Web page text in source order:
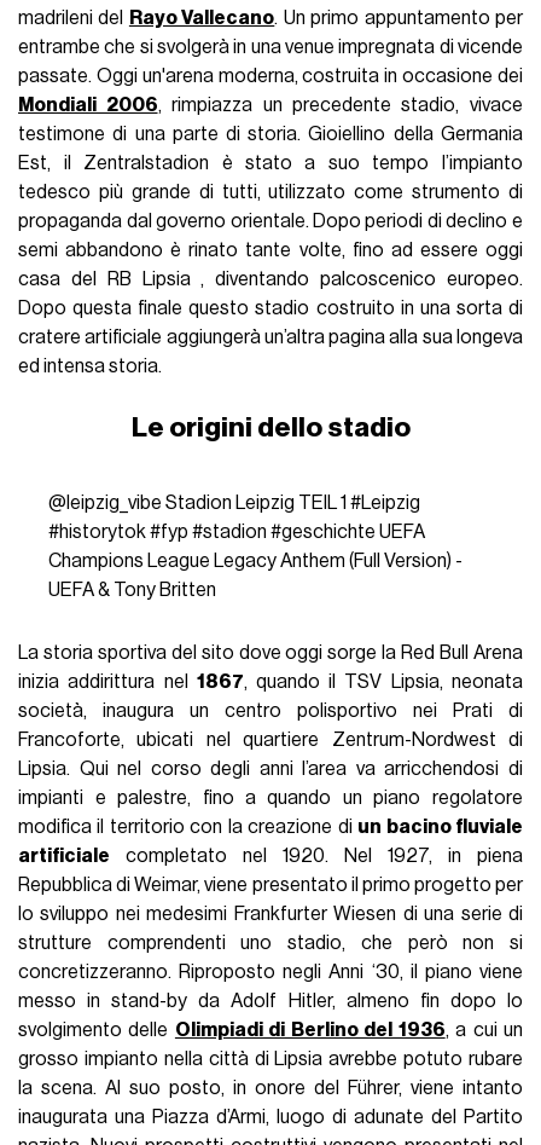
madrileni del
Rayo Vallecano. Un primo appuntamento per
entrambe che si svolgerà in una venue impregnata di vicende
passate. Oggi un'arena moderna, costruita in occasione dei
Mondiali 2006, rimpiazza un precedente stadio, vivace
testimone di una parte di storia. Gioiellino della Germania
Est, il Zentralstadion è stato a suo tempo l’impianto
tedesco più grande di tutti, utilizzato come strumento di
propaganda dal governo orientale. Dopo periodi di declino e
semi abbandono è rinato tante volte, fino ad essere oggi
casa del RB Lipsia , diventando palcoscenico europeo.
Dopo questa finale questo stadio costruito in una sorta di
cratere artificiale aggiungerà un’altra pagina alla sua longeva
ed intensa storia.
Le origini dello stadio
@leipzig_vibe Stadion Leipzig TEIL 1 #Leipzig
#historytok #fyp #stadion #geschichte UEFA
Champions League Legacy Anthem (Full Version) -
UEFA & Tony Britten
La storia sportiva del sito dove oggi sorge la Red Bull Arena
inizia addirittura nel 1867, quando il TSV Lipsia, neonata
società, inaugura un centro polisportivo nei Prati di
Francoforte, ubicati nel quartiere Zentrum-Nordwest di
Lipsia. Qui nel corso degli anni l’area va arricchendosi di
impianti e palestre, fino a quando un piano regolatore
modifica il territorio con la creazione di un bacino fluviale
artificiale completato nel 1920. Nel 1927, in piena
Repubblica di Weimar, viene presentato il primo progetto per
lo sviluppo nei medesimi Frankfurter Wiesen di una serie di
strutture comprendenti uno stadio, che però non si
concretizzeranno. Riproposto negli Anni ‘30, il piano viene
messo in stand-by da Adolf Hitler, almeno fin dopo lo
svolgimento delle Olimpiadi di Berlino del 1936, a cui un
grosso impianto nella città di Lipsia avrebbe potuto rubare
la scena. Al suo posto, in onore del Führer, viene intanto
inaugurata una Piazza d’Armi, luogo di adunate del Partito